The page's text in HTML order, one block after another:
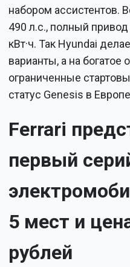
набором ассистентов.
490 л.с., полный
кВт·ч. Так Hyundai
варианты, а на богатое
ограниченные
статус Genesis в
Ferrari
первый
5 мест и
рублей